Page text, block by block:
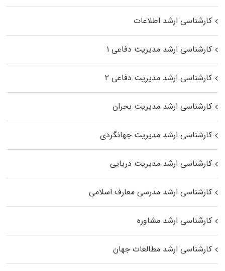
کارشناسی ارشد اطلاعات
کارشناسی ارشد مدیریت دفاعی ۱
کارشناسی ارشد مدیریت دفاعی ۲
کارشناسی ارشد مدیریت بحران
کارشناسی ارشد مدیریت جهانگردی
کارشناسی ارشد مدیریت دریایی
کارشناسی ارشد مدرسی معارف اسلامی
کارشناسی ارشد مشاوره
کارشناسی ارشد مطالعات جهان